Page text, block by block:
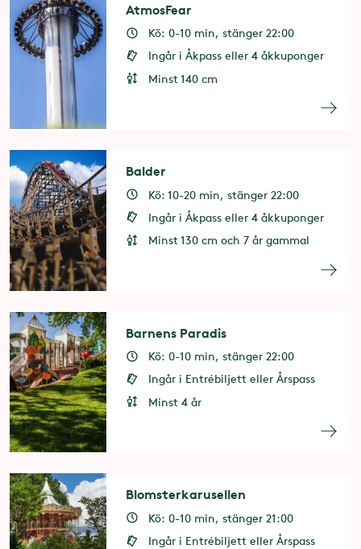
AtmosFear
Kö: 0-10 min, stänger 22:00
Ingår i Åkpass eller 4 åkkuponger
Minst 140 cm
Balder
Kö: 10-20 min, stänger 22:00
Ingår i Åkpass eller 4 åkkuponger
Minst 130 cm och 7 år gammal
Barnens Paradis
Kö: 0-10 min, stänger 22:00
Ingår i Entrébiljett eller Årspass
Minst 4 år
Blomsterkarusellen
Kö: 0-10 min, stänger 21:00
Ingår i Entrébiljett eller Årspass